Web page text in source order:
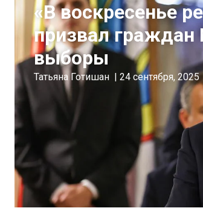
«В воскресенье
призвал
выборы
Татьяна Готишан | 24 сентября, 2025